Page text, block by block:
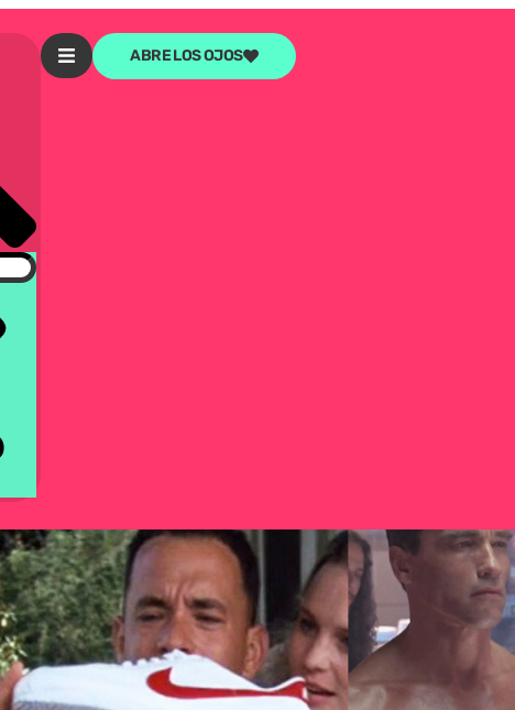
ABRE LOS OJOS